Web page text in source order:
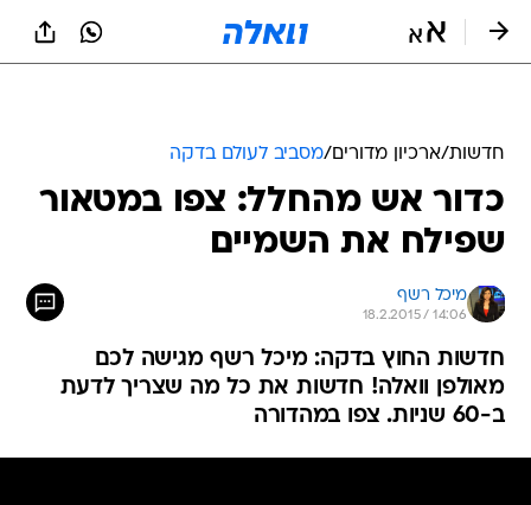
חדשות/ארכיון מדורים/מסביב לעולם בדקה
כדור אש מהחלל: צפו במטאור
שפילח את השמיים
מיכל רשף
18.2.2015 / 14:06
חדשות החוץ בדקה: מיכל רשף מגישה לכם
מאולפן וואלה! חדשות את כל מה שצריך לדעת
ב-60 שניות. צפו במהדורה